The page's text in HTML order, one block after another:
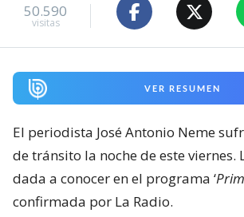
50.590
visitas
VER RESUMEN
El periodista José Antonio Neme
de tránsito la noche de este viernes.
dada a conocer en el programa ‘
confirmada por La Radio.